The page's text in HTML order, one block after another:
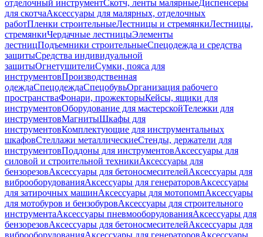
отделочный инструментСкотч, ленты малярныеДиспенсеры
для скотчаАксессуары для малярных, отделочных
работПленки строительныеЛестницы и стремянкиЛестницы,
стремянкиЧердачные лестницыЭлементы
лестницПодъемники строительныеСпецодежда и средства
защитыСредства индивидуальной
защитыОгнетушителиСумки, пояса для
инструментовПроизводственная
одеждаСпецодеждаСпецобувьОрганизация рабочего
пространстваФонари, прожекторыКейсы, ящики для
инструментовОборудование для мастерскойТележки для
инструментовМагнитыШкафы для
инструментовКомплектующие для инструментальных
шкафовСтеллажи металлическиеСтенды, держатели для
инструментовПоддоны для инструментовАксессуары для
силовой и строительной техникиАксессуары для
бензорезовАксессуары для бетоносмесителейАксессуары для
виброоборудованияАксессуары для генераторовАксессуары
для затирочных машинАксессуары для мотопомпАксессуары
для мотобуров и бензобуровАксессуары для строительного
инструментаАксессуары пневмооборудованияАксессуары для
бензорезовАксессуары для бетоносмесителейАксессуары для
виброоборудованияАксессуары для генераторовАксессуары